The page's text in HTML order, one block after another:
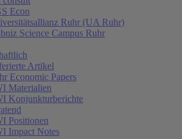
Econ
Ruhr (UA Ruhr)
Science Campus Ruhr
Artikel
Economic Papers
Materialien
Konjunkturberichte
Positionen
Impact Notes